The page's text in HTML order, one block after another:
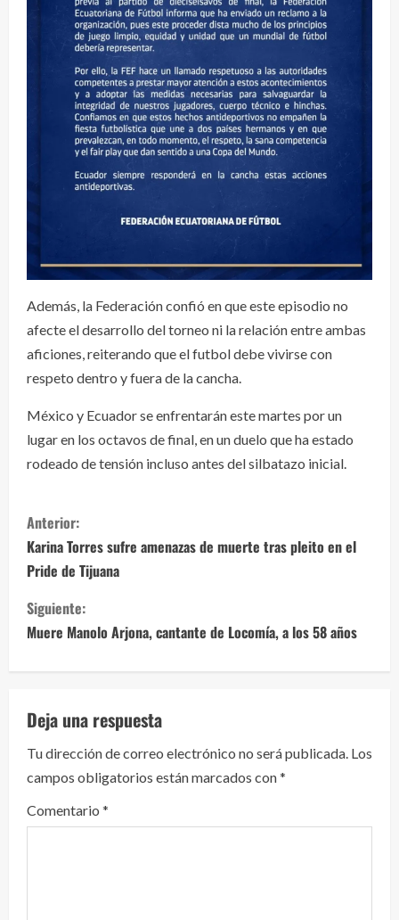
Además, la Federación confió en que este episodio no
afecte el desarrollo del torneo ni la relación entre ambas
aficiones, reiterando que el futbol debe vivirse con
respeto dentro y fuera de la cancha.
México y Ecuador se enfrentarán este martes por un
lugar en los octavos de final, en un duelo que ha estado
rodeado de tensión incluso antes del silbatazo inicial.
S
i
g
u
e
l
e
y
e
Anterior:
Karina Torres sufre amenazas de muerte tras pleito en el
Pride de Tijuana
Siguiente:
Muere Manolo Arjona, cantante de Locomía, a los 58 años
Deja una respuesta
Tu dirección de correo electrónico no será publicada. Los
campos obligatorios están marcados con*
Comentario *